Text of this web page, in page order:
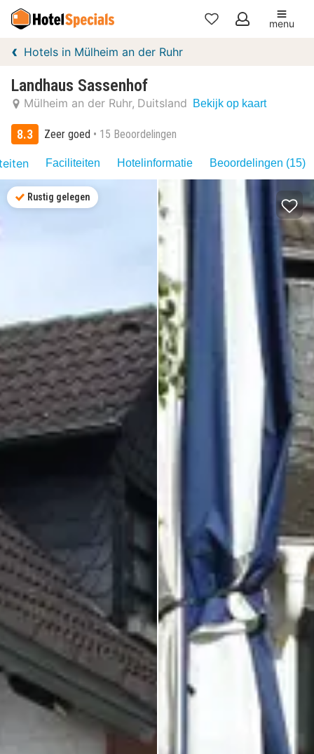
Mijn
menu
Hotels in Mülheim an der Ruhr
Landhaus Sassenhof
Mülheim an der Ruhr Duitsland Bekijk op kaart
8.3 Zeer goed 15 Beoordelingen
Faciliteiten Hotelinformatie Beoordelingen (15)
Rustig gelegen